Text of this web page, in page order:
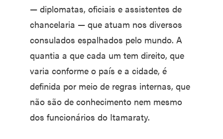
— diplomatas, oficiais e assistentes de
chancelaria — que atuam nos diversos
consulados espalhados pelo mundo. A
quantia a que cada um tem direito, que
varia conforme o país e a cidade, é
definida por meio de regras internas, que
não são de conhecimento nem mesmo
dos funcionários do Itamaraty.